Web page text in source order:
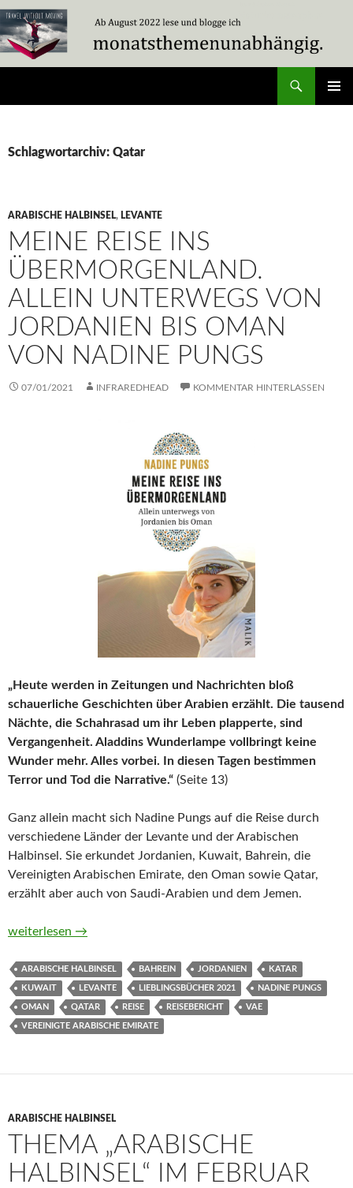
Zum
Inhalt
springen
Schlagwortarchiv: Qatar
ARABISCHE HALBINSEL, LEVANTE
MEINE REISE INS
ÜBERMORGENLAND.
ALLEIN UNTERWEGS VON
JORDANIEN BIS OMAN
VON NADINE PUNGS
07/01/2021 INFRAREDHEAD KOMMENTAR HINTERLASSEN
„Heute werden in Zeitungen und Nachrichten bloß
schauerliche Geschichten über Arabien erzählt. Die tausend
Nächte, die Schahrasad um ihr Leben plapperte, sind
Vergangenheit. Aladdins Wunderlampe vollbringt keine
Wunder mehr. Alles vorbei. In diesen Tagen bestimmen
Terror und Tod die Narrative.“ (Seite 13)
Ganz allein macht sich Nadine Pungs auf die Reise durch
verschiedene Länder der Levante und der Arabischen
Halbinsel. Sie erkundet Jordanien, Kuwait, Bahrein, die
Vereinigten Arabischen Emirate, den Oman sowie Qatar,
erzählt aber auch von Saudi-Arabien und dem Jemen.
Meine Reise ins Übermorgenland. Allein unterwegs von
weiterlesen →
ARABISCHE HALBINSEL BAHREIN JORDANIEN KATAR
KUWAIT LEVANTE LIEBLINGSBÜCHER 2021 NADINE PUNGS
OMAN QATAR REISE REISEBERICHT VAE
VEREINIGTE ARABISCHE EMIRATE
ARABISCHE HALBINSEL
THEMA „ARABISCHE
HALBINSEL“ IM FEBRUAR